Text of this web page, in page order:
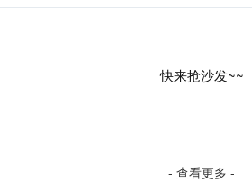
快来抢沙发~~
- 查看更多 -